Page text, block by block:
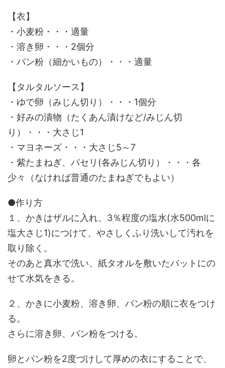
【衣】
・小麦粉・・・適量
・溶き卵・・・2個分
・パン粉（細かいもの）・・・適量
【タルタルソース】
・ゆで卵（みじん切り）・・・1個分
・好みの漬物（たくあん漬けなど/みじん切
り）・・・大さじ1
・マヨネーズ・・・大さじ5～7
・紫たまねぎ、パセリ(各みじん切り）・・・各
少々（なければ普通のたまねぎでもよい）
●作り方
１、かきはザルに入れ、3％程度の塩水(水500mlに
塩大さじ1)につけて、やさしくふり洗いして汚れを
取り除く。
そのあと真水で洗い、紙タオルを敷いたバットにの
せて水気をきる。
２、かきに小麦粉、溶き卵、パン粉の順に衣をつけ
る。
さらに溶き卵、パン粉をつける。
卵とパン粉を2度づけして厚めの衣にすることで、